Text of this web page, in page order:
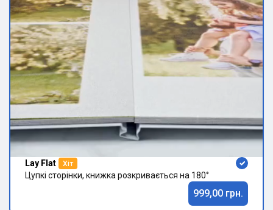
Lay Flat Хіт
Цупкі сторінки, книжка розкривається на 180°
999,00 грн.